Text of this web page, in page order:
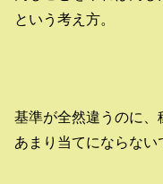
という考え方。
基準が全然違うのに
あまり当てにならない